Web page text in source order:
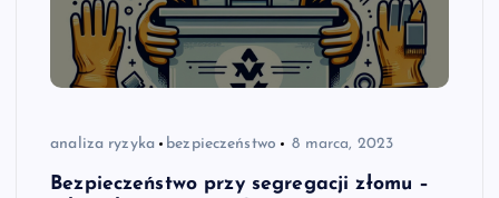
analiza ryzyka bezpieczeństwo 8 marca, 2023
Bezpieczeństwo przy segregacji złomu –